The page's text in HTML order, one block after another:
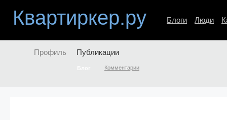
Квартиркер.ру Блоги Люди
Профиль Публикации
Комментарии